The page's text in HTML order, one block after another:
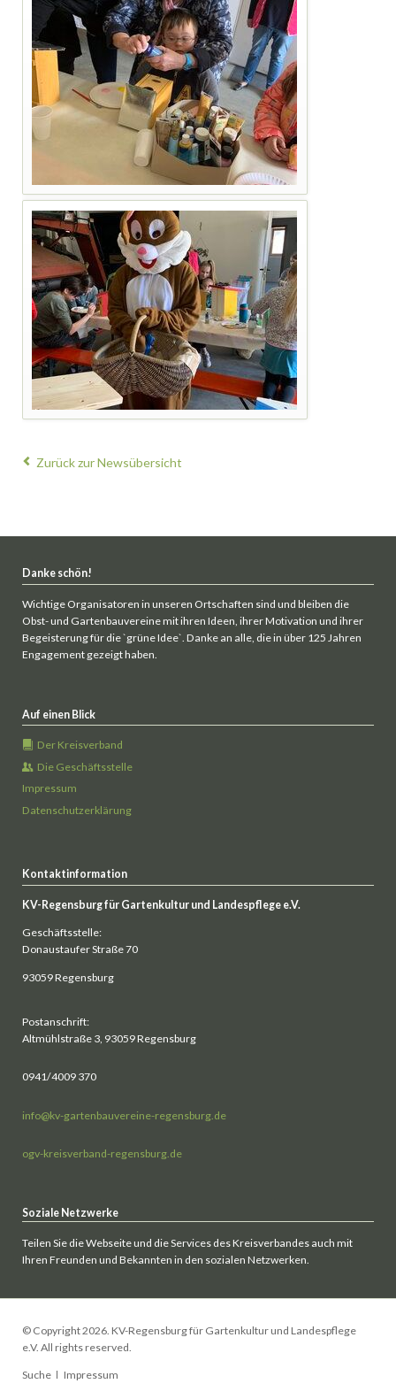
Zurück zur Newsübersicht
Danke schön!
Wichtige Organisatoren in unseren Ortschaften sind und bleiben die
Obst- und Gartenbauvereine mit ihren Ideen, ihrer Motivation und ihrer
Begeisterung für die `grüne Idee`. Danke an alle, die in über 125 Jahren
Engagement gezeigt haben.
Auf einen Blick
Der Kreisverband
Die Geschäftsstelle
Impressum
Datenschutzerklärung
Kontaktinformation
KV-Regensburg für Gartenkultur und Landespflege e.V.
Geschäftsstelle:
Donaustaufer Straße 70
93059 Regensburg
Postanschrift:
Altmühlstraße 3, 93059 Regensburg
0941/4009 370
info@kv-gartenbauvereine-regensburg.de
ogv-kreisverband-regensburg.de
Soziale Netzwerke
Teilen Sie die Webseite und die Services des Kreisverbandes auch mit
Ihren Freunden und Bekannten in den sozialen Netzwerken.
© Copyright 2026. KV-Regensburg für Gartenkultur und Landespflege
e.V. All rights reserved.
Navigation
Suche Impressum